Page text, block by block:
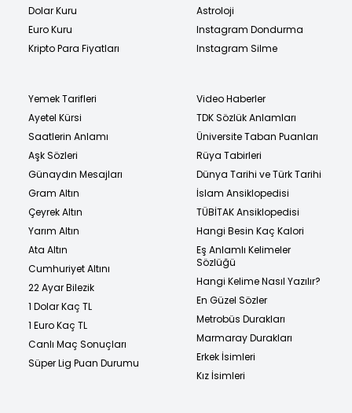
Dolar Kuru
Euro Kuru
Kripto Para Fiyatları
Astroloji
Instagram Dondurma
Instagram Silme
Yemek Tarifleri
Ayetel Kürsi
Saatlerin Anlamı
Aşk Sözleri
Günaydın Mesajları
Gram Altın
Çeyrek Altın
Yarım Altın
Ata Altın
Cumhuriyet Altını
22 Ayar Bilezik
1 Dolar Kaç TL
1 Euro Kaç TL
Canlı Maç Sonuçları
Süper Lig Puan Durumu
Video Haberler
TDK Sözlük Anlamları
Üniversite Taban Puanları
Rüya Tabirleri
Dünya Tarihi ve Türk Tarihi
İslam Ansiklopedisi
TÜBİTAK Ansiklopedisi
Hangi Besin Kaç Kalori
Eş Anlamlı Kelimeler
Sözlüğü
Hangi Kelime Nasıl Yazılır?
En Güzel Sözler
Metrobüs Durakları
Marmaray Durakları
Erkek İsimleri
Kız İsimleri